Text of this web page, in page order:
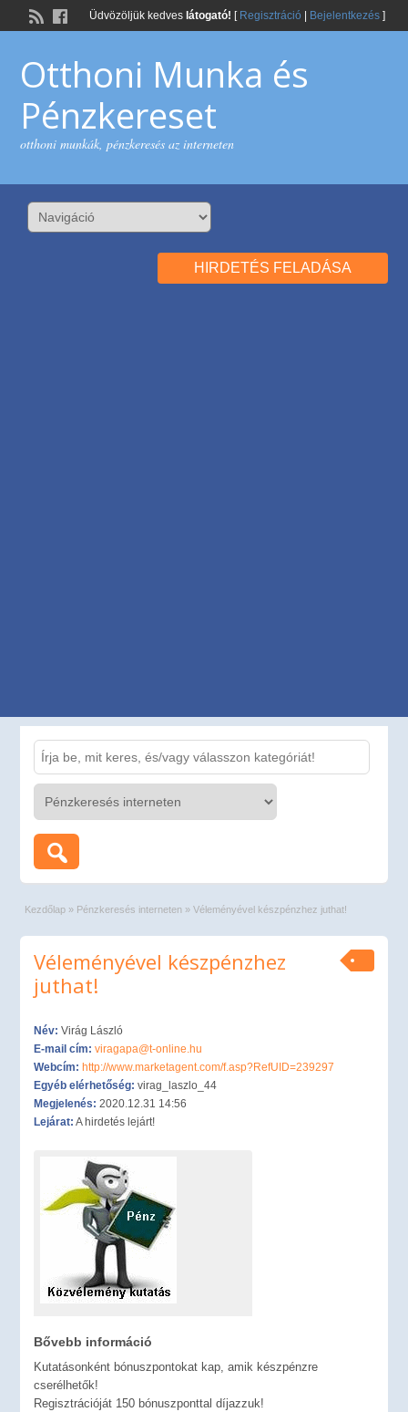
Üdvözöljük kedves látogató! [ Regisztráció Bejelentkezés]
Otthoni Munka és
Pénzkereset
otthoni munkák, pénzkeresés az interneten
HIRDETÉS FELADÁSA
Kezdőlap » Pénzkeresés interneten » Véleményével készpénzhez juthat!
Véleményével készpénzhez
juthat!
Név: Virág László
E-mail cím: viragapa@t-online.hu
Webcím: http://www.marketagent.com/f.asp?RefUID=239297
Egyéb elérhetőség: virag_laszlo_44
Megjelenés: 2020.12.31 14:56
Lejárat: A hirdetés lejárt!
Bővebb információ
Kutatásonként bónuszpontokat kap, amik készpénzre
cserélhetők!
Regisztrációját 150 bónuszponttal díjazzuk!